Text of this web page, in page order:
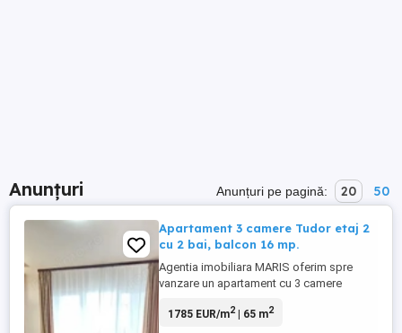
Anunțuri Anunțuri pe pagină: 20 50
Apartament 3 camere Tudor etaj 2
cu 2 bai, balcon 16 mp.
Agentia imobiliara MARIS oferim spre
vanzare un apartament cu 3 camere
Tudor intersectia Fortuna. Apartament
1785 EUR/m2| 65 m2